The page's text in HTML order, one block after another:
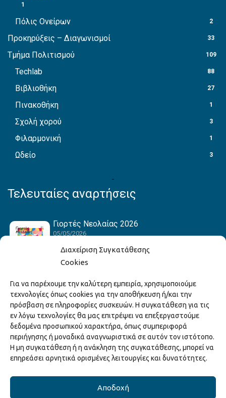
Διαχείριση Συγκατάθεσης
Cookies
Για να παρέχουμε την καλύτερη εμπειρία, χρησιμοποιούμε
τεχνολογίες όπως cookies για την αποθήκευση ή/και την
πρόσβαση σε πληροφορίες συσκευών. Η συγκατάθεση για τις
εν λόγω τεχνολογίες θα μας επιτρέψει να επεξεργαστούμε
δεδομένα προσωπικού χαρακτήρα, όπως συμπεριφορά
περιήγησης ή μοναδικά αναγνωριστικά σε αυτόν τον ιστότοπο.
Η μη συγκατάθεση ή η ανάκληση της συγκατάθεσης, μπορεί να
επηρεάσει αρνητικά ορισμένες λειτουργίες και δυνατότητες.
Αποδοχή
1
Πόλις Ονείρων 2
Προκηρύξεις – Διαγωνισμοί 33
Τμήμα Πολιτισμού 109
Techlab 88
Βιβλιοθήκη 27
Πινακοθήκη 1
Σχολή χορού 3
Φιλαρμονική 1
Ωδείο 3
Τελευταίες αναρτήσεις
Γιορτές Νεολαίας 2026
05/05/2026
Hack the Match: Γνωρίζοντας τα Αμερικανικά
Αθλήματα! Δημιουργώντας το Δικό σου
Game Story!
22/04/2026
Ξάνθη – Πόλις Ονείρων Μουσικών Σχολείων
2026
15/04/2026